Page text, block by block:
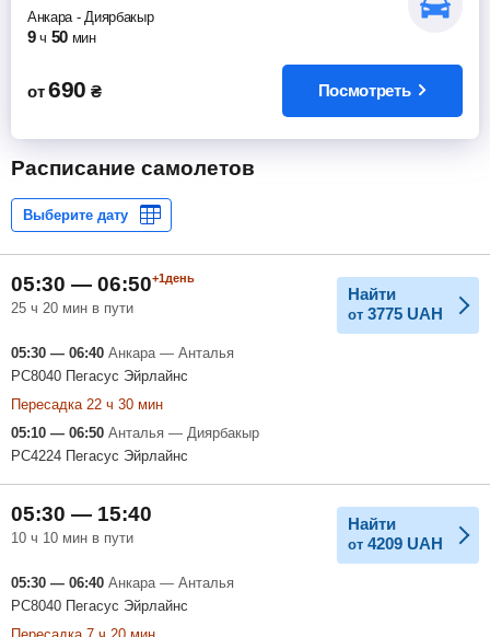
Анкара - Диярбакыр
9 ч 50 мин
от 690 ₴ Посмотреть
Расписание самолетов
05:30 — 06:50+1день
25 ч 20 мин в пути
Найти
от 3775 UAH
05:30 — 06:40 Анкара — Анталья
PC8040 Пегасус Эйрлайнс
Пересадка 22 ч 30 мин
05:10 — 06:50 Анталья — Диярбакыр
PC4224 Пегасус Эйрлайнс
05:30 — 15:40
10 ч 10 мин в пути
Найти
от 4209 UAH
05:30 — 06:40 Анкара — Анталья
PC8040 Пегасус Эйрлайнс
Пересадка 7 ч 20 мин